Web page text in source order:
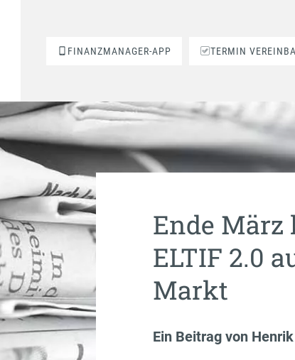
FINANZMANAGER-APP TERMIN
Ende März
ELTIF 2.0
Markt
Ein Beitrag von